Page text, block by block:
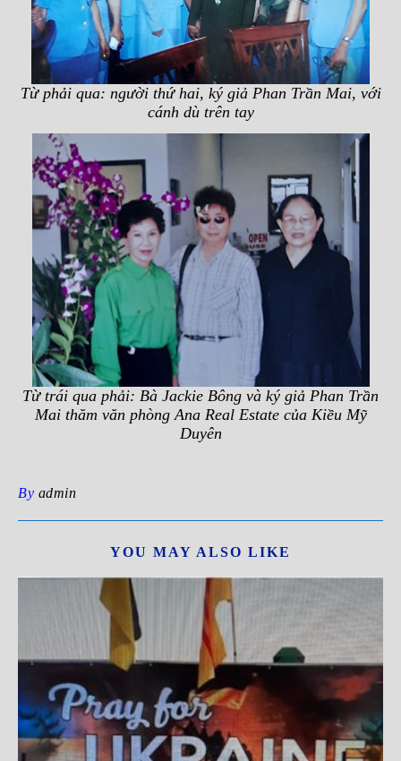
Từ phải qua: người thứ hai, ký giả Phan Trần Mai, với
cánh dù trên tay
Từ trái qua phải: Bà Jackie Bông và ký giả Phan Trần
Mai thăm văn phòng Ana Real Estate của Kiều Mỹ
Duyên
By admin
YOU MAY ALSO LIKE